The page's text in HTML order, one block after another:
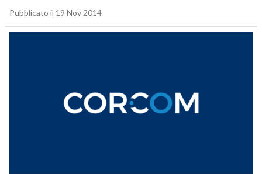
Pubblicato il 19 Nov 2014